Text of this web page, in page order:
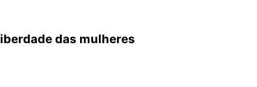
das mulheres